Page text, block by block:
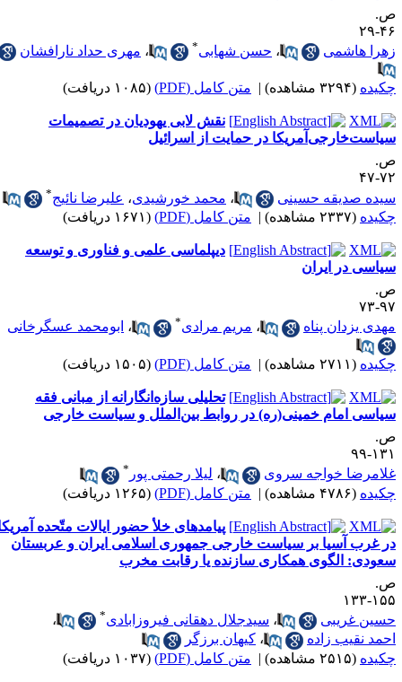
۲۹
هاشمی
،حسن شهابی ،مهری حداد نارافشان
(۳۲۹۴ مشاهده) | متن کامل (PDF) (۱۰۸۵ دریافت)
نقش لابی یهودیان در تصمیمات
در حمایت از اسرائیل
۴۷
صدیقه حسینی
،محمد خورشیدی،علیرضا نائیج
(۲۳۳۷ مشاهده) | متن کامل (PDF) (۱۶۷۱ دریافت)
دیپلماسی علمی و فناوری و توسعه
در ایران
۷۳
یزدان پناه
،مریم مرادی ،ابومحمد عسگرخانی
(۲۷۱۱ مشاهده) | متن کامل (PDF) (۱۵۰۵ دریافت)
تحلیلی سازه‌انگارانه از مبانی فقه
امام خمینی‌(ره) در روابط بین‌الملل و سیاست خارجی
۹۹
خواجه سروی
،لیلا رحمتی پور
(۴۷۸۶ مشاهده) | متن کامل (PDF) (۱۲۶۵ دریافت)
پیامدهای خلأ حضور ایالات متّحده آمریکا
غرب آسیا بر سیاست خارجی جمهوری اسلامی ایران و عربستان
الگوی همکاری سازنده یا رقابت مخرب
۱۳۳
غریبی
،سیدجلال دهقانی فیروزابادی
،
نقیب زاده
،کیهان برزگر
(۲۵۱۵ مشاهده) | متن کامل (PDF) (۱۰۳۷ دریافت)